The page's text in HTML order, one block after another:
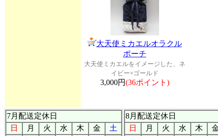
大天使ミカエルオラクル
ポーチ
大天使ミカエルをイメージした、ネ
イビー×ゴールド
3,000円(36ポイント)
7月配送定休日
日
月 火 水 木 金
土
8月配送定休日
日
月 火 水 木